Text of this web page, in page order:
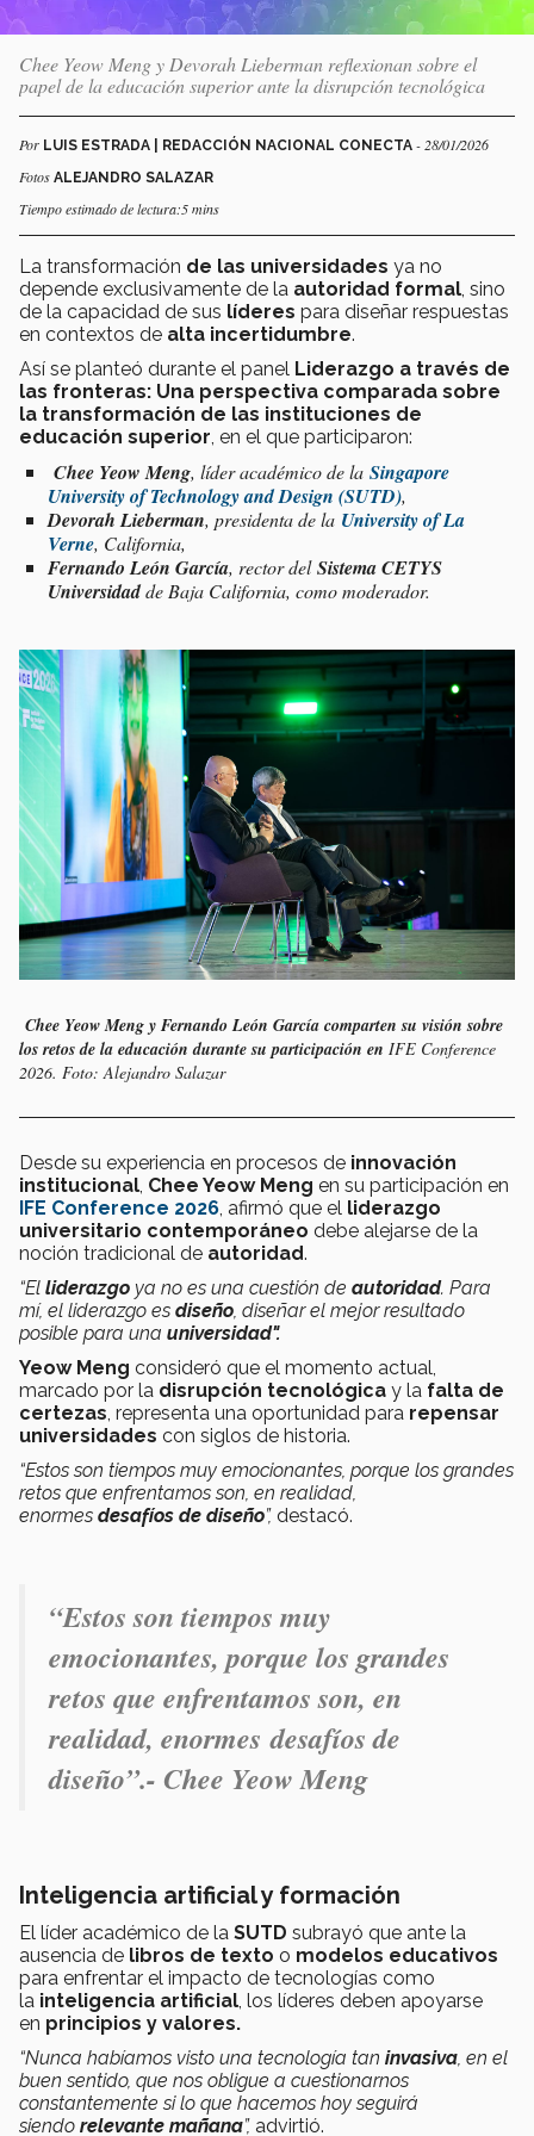
Chee Yeow Meng y Devorah Lieberman reflexionan sobre el
papel de la educación superior ante la disrupción tecnológica
Por LUIS ESTRADA | REDACCIÓN NACIONAL CONECTA - 28/01/2026
Fotos ALEJANDRO SALAZAR
Tiempo estimado de lectura:5 mins
La transformación de las universidades ya no
depende exclusivamente de la autoridad formal , sino
de la capacidad de sus líderes para diseñar respuestas
en contextos de alta incertidumbre.
Así se planteó durante el panel Liderazgo a través de
las fronteras: Una perspectiva comparada sobre
la transformación de las instituciones de
educación superior , en el que participaron:
Chee Yeow Meng, líder académico de la Singapore
University of Technology and Design (SUTD),
Devorah Lieberman, presidenta de la University of La
Verne, California,
Fernando León García, rector delSistema CETYS
Universidadde Baja California, como moderador.
Chee Yeow Meng y Fernando León García comparten su visión sobre
los retos de la educación durante su participación en IFE Conference
2026. Foto: Alejandro Salazar
Desde su experiencia en procesos de innovación
institucional, Chee Yeow Meng en su participación en
IFE Conference 2026, afirmó que el liderazgo
universitario contemporáneo debe alejarse de la
noción tradicional de autoridad.
“El liderazgo ya no es una cuestión de autoridad. Para
mí, el liderazgo es diseño, diseñar el mejor resultado
posible para una universidad".
Yeow Meng consideró que el momento actual,
marcado por la disrupción tecnológica y la falta de
certezas, representa una oportunidad para repensar
universidades con siglos de historia.
“Estos son tiempos muy emocionantes, porque los grandes
retos que enfrentamos son, en realidad,
enormes desafíos de diseño”, destacó.
“Estos son tiempos muy
emocionantes, porque los grandes
retos que enfrentamos son, en
realidad, enormes desafíos de
diseño”.- Chee Yeow Meng
Inteligencia artificial y formación
El líder académico de la SUTD subrayó que ante la
ausencia de libros de texto o modelos educativos
para enfrentar el impacto de tecnologías como
la inteligencia artificial, los líderes deben apoyarse
en principios y valores.
“Nunca habíamos visto una tecnología tan invasiva, en el
buen sentido, que nos obligue a cuestionarnos
constantemente si lo que hacemos hoy seguirá
siendo relevante mañana”, advirtió.